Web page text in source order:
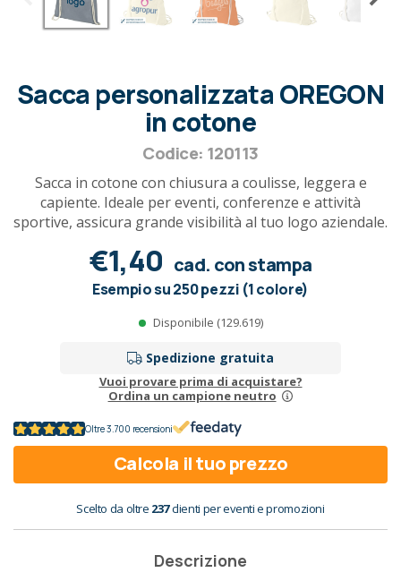
Sacca personalizzata OREGON
in cotone
Codice: 120113
Sacca in cotone con chiusura a coulisse, leggera e
capiente. Ideale per eventi, conferenze e attività
sportive, assicura grande visibilità al tuo logo aziendale.
€1,40 cad. con stampa
Esempio su 250 pezzi (1 colore)
Disponibile (129.619)
Spedizione gratuita
Vuoi provare prima di acquistare?
Ordina un campione neutro
Oltre 3.700 recensioni
Calcola il tuo prezzo
Scelto da oltre 237clienti per eventi e promozioni
Descrizione